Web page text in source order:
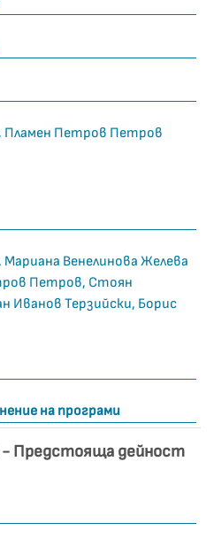
Пламен Петров Петров
Венелинова Желева
Петров, Стоян
Иванов Терзийски, Борис
на програми
Предстояща дейност